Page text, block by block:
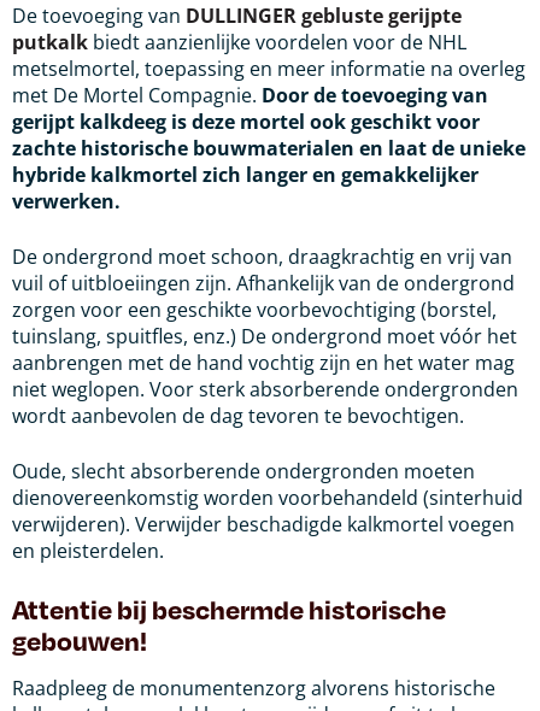
De toevoeging van DULLINGER gebluste gerijpte
putkalk biedt aanzienlijke voordelen voor de NHL
metselmortel, toepassing en meer informatie na overleg
met De Mortel Compagnie. Door de toevoeging van
gerijpt kalkdeeg is deze mortel ook geschikt voor
zachte historische bouwmaterialen en laat de unieke
hybride kalkmortel zich langer en gemakkelijker
verwerken.
De ondergrond moet schoon, draagkrachtig en vrij van
vuil of uitbloeiingen zijn. Afhankelijk van de ondergrond
zorgen voor een geschikte voorbevochtiging (borstel,
tuinslang, spuitfles, enz.) De ondergrond moet vóór het
aanbrengen met de hand vochtig zijn en het water mag
niet weglopen. Voor sterk absorberende ondergronden
wordt aanbevolen de dag tevoren te bevochtigen.
Oude, slecht absorberende ondergronden moeten
dienovereenkomstig worden voorbehandeld (sinterhuid
verwijderen). Verwijder beschadigde kalkmortel voegen
en pleisterdelen.
Attentie bij beschermde historische
gebouwen!
Raadpleeg de monumentenzorg alvorens historische